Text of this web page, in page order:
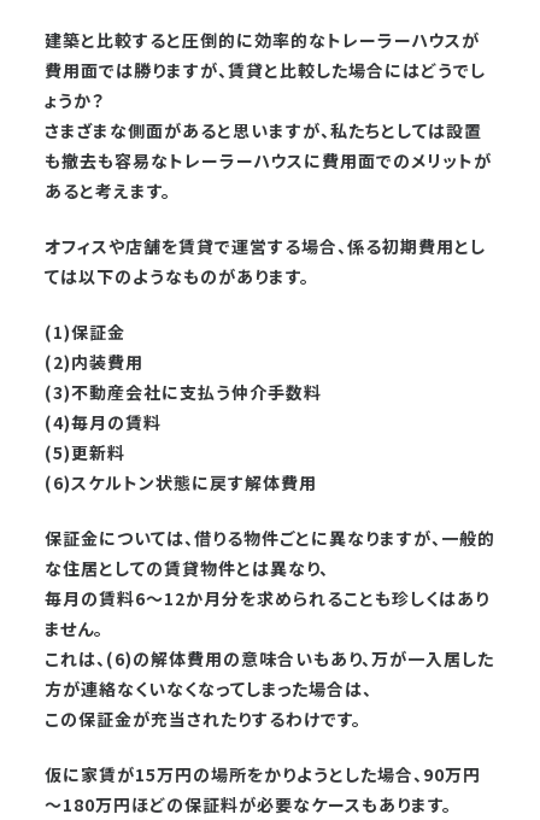
建築と比較すると圧倒的に効率的なトレーラーハウスが
費用面では勝りますが、賃貸と比較した場合にはどうでし
ょうか？
さまざまな側面があると思いますが、私たちとしては設置
も撤去も容易なトレーラーハウスに費用面でのメリットが
あると考えます。
オフィスや店舗を賃貸で運営する場合、係る初期費用とし
ては以下のようなものがあります。
(1)保証金
(2)内装費用
(3)不動産会社に支払う仲介手数料
(4)毎月の賃料
(5)更新料
(6)スケルトン状態に戻す解体費用
保証金については、借りる物件ごとに異なりますが、一般的
な住居としての賃貸物件とは異なり、
毎月の賃料6～12か月分を求められることも珍しくはあり
ません。
これは、(6)の解体費用の意味合いもあり、万が一入居した
方が連絡なくいなくなってしまった場合は、
この保証金が充当されたりするわけです。
仮に家賃が15万円の場所をかりようとした場合、90万円
～180万円ほどの保証料が必要なケースもあります。